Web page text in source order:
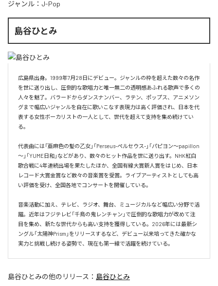
ジャンル： J-Pop
島谷ひとみ
広島県出身。1999年7月28日にデビュー。ジャンルの枠を超えた数々の名作
を世に送り出し、圧倒的な歌唱力と唯一無二の透明感あふれる歌声で多くの
人々を魅了。バラードからダンスナンバー、ラテン、ポップス、アニメソン
グまで幅広いジャンルを自在に歌いこなす表現力は高く評価され、日本を代
表する女性ボーカリストの一人として、世代を超えて支持を集め続けてい
る。
代表曲には「亜麻色の髪の乙女」「Perseus-ペルセウス-」「パピヨン～papillon
～」「YUME日和」などがあり、数々のヒット作品を世に送り出す。NHK紅白
歌合戦に4年連続出場を果たしたほか、全国有線大賞新人賞をはじめ、日本
レコード大賞金賞など数々の音楽賞を受賞。ライブアーティストとしても高
い評価を受け、全国各地でコンサートを開催している。
音楽活動に加え、テレビ、ラジオ、舞台、ミュージカルなど幅広い分野で活
躍。近年はフジテレビ「千鳥の鬼レンチャン」で圧倒的な歌唱力が改めて注
目を集め、新たな世代からも高い支持を獲得している。2026年には最新シ
ングル「太陽神Prism」をリリースするなど、デビュー以来培ってきた確かな
実力と挑戦し続ける姿勢で、現在も第一線で活躍を続けている。
島谷ひとみの他のリリース： 島谷ひとみ